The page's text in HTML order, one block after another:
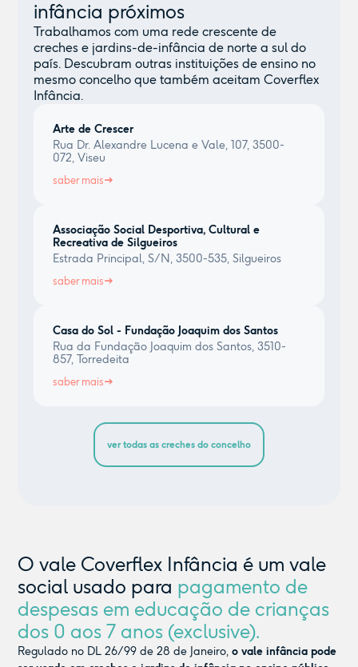
infância próximos
Trabalhamos com uma rede crescente de
creches e jardins-de-infância de norte a sul do
país. Descubram outras instituições de ensino no
mesmo concelho que também aceitam Coverflex
Infância.
Arte de Crescer
Rua Dr. Alexandre Lucena e Vale, 107, 3500-
072, Viseu
saber mais
Associação Social Desportiva, Cultural e
Recreativa de Silgueiros
Estrada Principal, S/N, 3500-535, Silgueiros
saber mais
Casa do Sol - Fundação Joaquim dos Santos
Rua da Fundação Joaquim dos Santos, 3510-
857, Torredeita
saber mais
ver todas as creches do concelho
O vale Coverflex Infância é um vale
social usado para pagamento de
despesas em educação de crianças
dos 0 aos 7 anos (exclusive).
Regulado no DL 26/99 de 28 de Janeiro,o vale infância pode